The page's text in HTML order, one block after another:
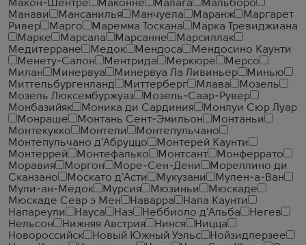
Макон-Шентре
Маконне Малага
Мальборо
Манави
Мансанилья Манчуела Маранж
Маргарет
Ривер
Марго Маремма Тоскана
Марка Тревиджиана
Марке
Марсала Марсанне
Марсиллак
Медитерране
Медок Мендоса
Мендосино Каунти
Менету-Салон
Ментрида Меркюре
Мерсо
Милан
Минервуа Минервуа Ла Ливиньер
Минью
Миттельбургенланд
Миттерберг Млава
Мозель
Мозель Люксембуржуаз
Мозель-Саар-Рувер
Монбазийяк
Моника ди Сардиния
Монлуи Сюр Луар
Монраше
Монтань Сент-Эмильон
Монтаньи
Монтекукко
Монтели
Монтепульчано
Монтепульчано д'Абруццо
Монтерей Каунти
Монтеррей
Монтефалько Монтсант
Монферрато
Моравия
Моргон Море-Сен-Дени
Мореллино ди
Сканзано
Москато д'Асти Мукузани
Мулен-а-Ван
Мули-ан-Медок
Мурсия Мюзиньи
Мюскаде
Мюскаде Севр э Мен
Наварра
Напа Каунти
Напареули
Науса Наэ Неббиоло д'Альба
Негев
Нельсон
Нижняя Австрия Нинся
Ницца
Новороссийск
Новый Южный Уэльс
Нойзидлерзее